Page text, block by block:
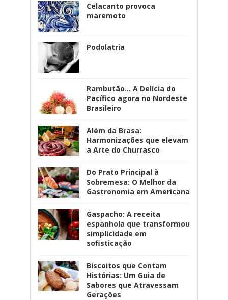
Celacanto provoca
maremoto
Podolatria
Rambutão... A Delícia do
Pacífico agora no Nordeste
Brasileiro
Além da Brasa:
Harmonizações que elevam
a Arte do Churrasco
Do Prato Principal à
Sobremesa: O Melhor da
Gastronomia em Americana
Gaspacho: A receita
espanhola que transformou
simplicidade em
sofisticação
Biscoitos que Contam
Histórias: Um Guia de
Sabores que Atravessam
Gerações